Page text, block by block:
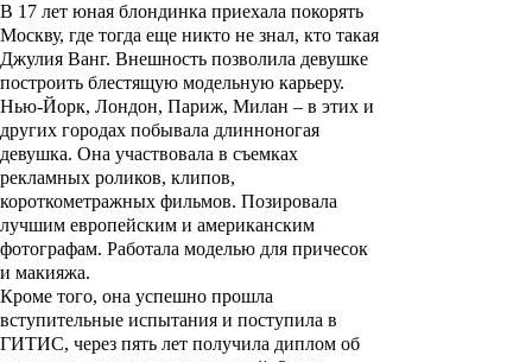
В 17 лет юная блондинка приехала покорять
Москву, где тогда еще никто не знал, кто такая
Джулия Ванг. Внешность позволила девушке
построить блестящую модельную карьеру.
Нью-Йорк, Лондон, Париж, Милан – в этих и
других городах побывала длинноногая
девушка. Она участвовала в съемках
рекламных роликов, клипов,
короткометражных фильмов. Позировала
лучшим европейским и американским
фотографам. Работала моделью для причесок
и макияжа.
Кроме того, она успешно прошла
вступительные испытания и поступила в
ГИТИС, через пять лет получила диплом об